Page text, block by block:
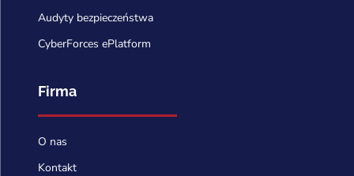
Audyty bezpieczeństwa
CyberForces ePlatform
Firma
O nas
Kontakt